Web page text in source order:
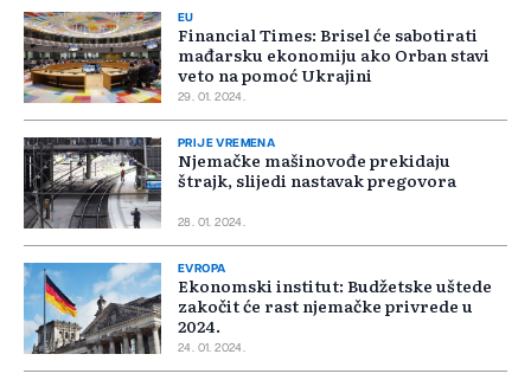
EU
Financial Times: Brisel će sabotirati
mađarsku ekonomiju ako Orban stavi
veto na pomoć Ukrajini
29. 01. 2024.
PRIJE VREMENA
Njemačke mašinovođe prekidaju
štrajk, slijedi nastavak pregovora
28. 01. 2024.
EVROPA
Ekonomski institut: Budžetske uštede
zakočit će rast njemačke privrede u
2024.
24. 01. 2024.